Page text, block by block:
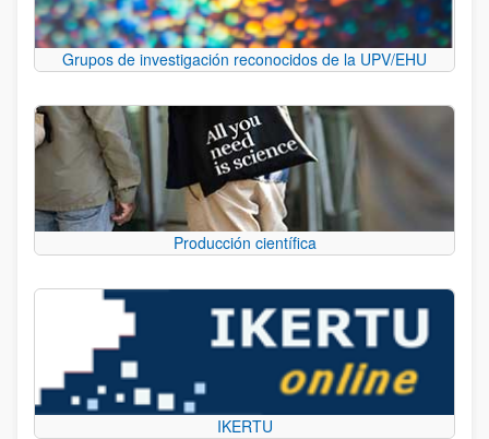
Grupos de investigación reconocidos de la UPV/EHU
Producción científica
IKERTU